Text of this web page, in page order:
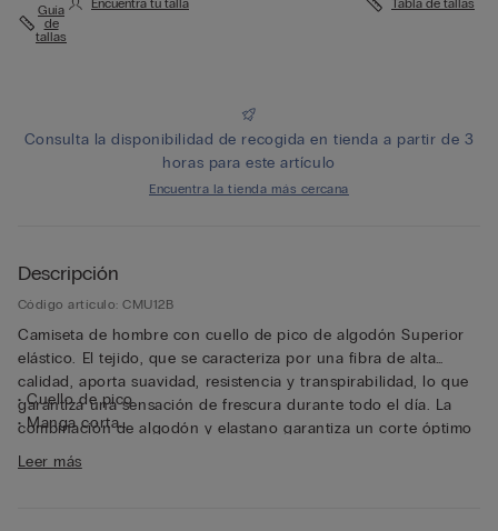
Guía
de
tallas
Consulta la disponibilidad de recogida en tienda a partir de 3
horas para este artículo
Encuentra la tienda más cercana
Descripción
Código artículo: CMU12B
Camiseta de hombre con cuello de pico de algodón Superior
elástico. El tejido, que se caracteriza por una fibra de alta
calidad, aporta suavidad, resistencia y transpirabilidad, lo que
garantiza una sensación de frescura durante todo el día. La
combinación de algodón y elastano garantiza un corte óptimo
que se adapta a la perfección a las formas del cuerpo y
garantiza así la libertad de movimiento en todo momento. Esta
• Cuello de pico
• Manga corta
• El modelo mide 185 cm y lleva la talla L
Leer más